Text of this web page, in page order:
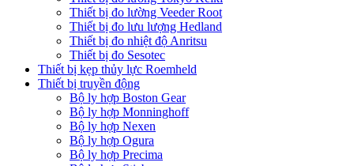
Thiết bị đo lường Veeder Root
Thiết bị đo lưu lượng Hedland
Thiết bị đo nhiệt độ Anritsu
Thiết bị đo Sesotec
Thiết bị kẹp thủy lực Roemheld
Thiết bị truyền động
Bộ ly hợp Boston Gear
Bộ ly hợp Monninghoff
Bộ ly hợp Nexen
Bộ ly hợp Ogura
Bộ ly hợp Precima